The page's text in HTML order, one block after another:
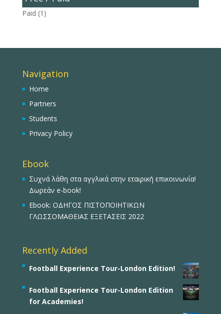
Paid (1)
Navigation
Home
Partners
Students
Privacy Policy
Ebook
Συχνά λάθη στα αγγλικά στην εταιρική επικοινωνία!
Δωρεάν e-book!
Ebook: ΟΔΗΓΟΣ ΠΙΣΤΟΠΟΙΗΤΙΚΩΝ
ΓΛΩΣΣΟΜΑΘΕΙΑΣ ΕΞΕΤΑΣΕΙΣ 2022
Recently Added
Football Experience Tour-London Edition!
Football Experience Tour-London Edition
for Academies!